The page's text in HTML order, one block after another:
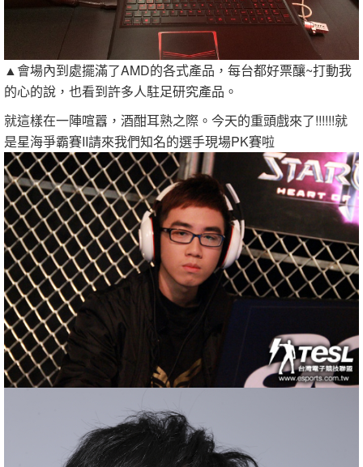
▲會場內到處擺滿了AMD的各式產品，每台都好票釀~打動我
的心的說，也看到許多人駐足研究產品。
就這樣在一陣喧囂，酒酣耳熟之際。今天的重頭戲來了!!!!!!就
是星海爭霸賽II請來我們知名的選手現場PK賽啦